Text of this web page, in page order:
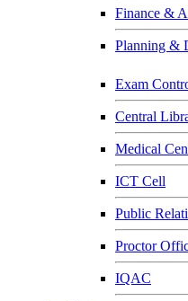
Finance &
Planning &
Exam
Central
Medical
ICT Cell
Public
Proctor
IQAC